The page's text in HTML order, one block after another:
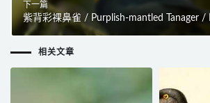
下一篇
紫背彩裸鼻雀 / Purplish-mantled Tanager /
porphyrocephalus
相关文章